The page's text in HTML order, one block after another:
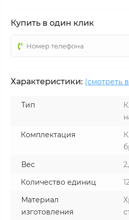
Купить в один клик
Характеристики: (смотреть
Тип
Комплектация
Вес
Количество единиц
Материал
изготовления